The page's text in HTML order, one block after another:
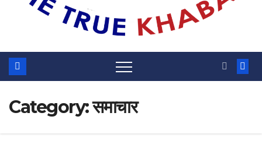
Category:समाचार